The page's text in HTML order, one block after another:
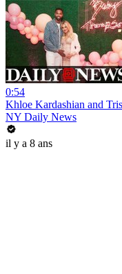
0:54
Khloe Kardashian and
NY Daily News
il y a 8 ans